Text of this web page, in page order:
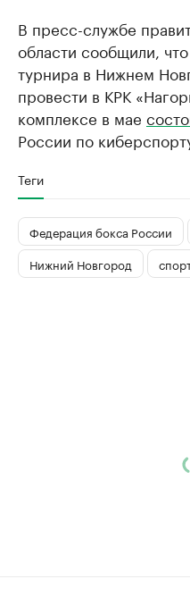
В пресс-службе
области сообщили,
турнира в Нижнем
провести в КРК
комплексе в мае
России по
Теги
Федерация бокса России
Нижний Новгород